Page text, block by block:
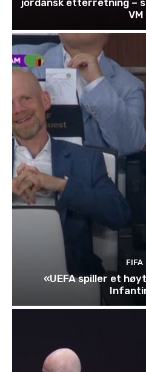
VM
FIFA
«UEFA spiller et